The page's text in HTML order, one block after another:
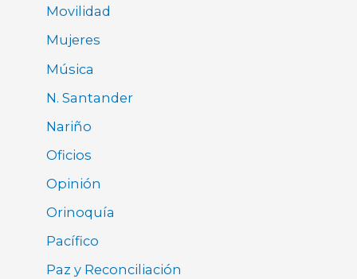
Movilidad
Mujeres
Música
N. Santander
Nariño
Oficios
Opinión
Orinoquía
Pacífico
Paz y Reconciliación